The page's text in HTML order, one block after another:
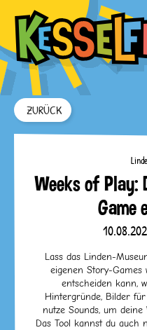
ZURÜCK
Weeks of Play:
Game
Lass das Linden-
eigenen Story-Games
entscheiden kann,
Hintergründe, Bilder
nutze Sounds, um
Das Tool kannst du auch